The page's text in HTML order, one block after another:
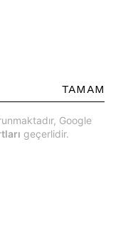
TAMAM
Google
geçerlidir.